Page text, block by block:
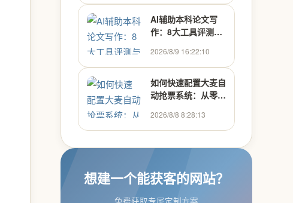
AI辅助本科论文写
作：8大工具评测与
2026/8/9 16:22:10
如何快速配置大麦自
动抢票系统：从零开
助手
2026/8/8 8:28:13
想建一个能获客的网站？